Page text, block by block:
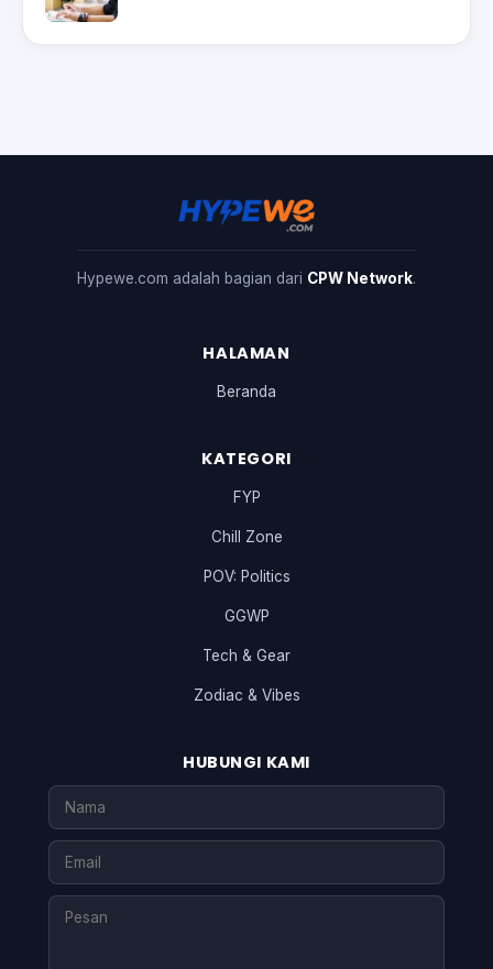
Hypewe.com adalah bagian dari CPW Network.
HALAMAN
Beranda
KATEGORI
FYP
Chill Zone
POV: Politics
GGWP
Tech & Gear
Zodiac & Vibes
HUBUNGI KAMI